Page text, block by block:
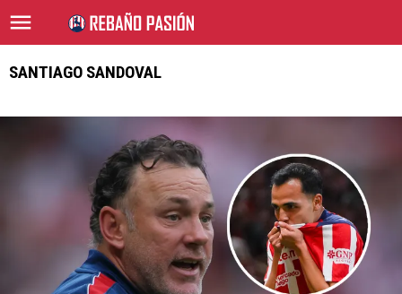
SANTIAGO SANDOVAL